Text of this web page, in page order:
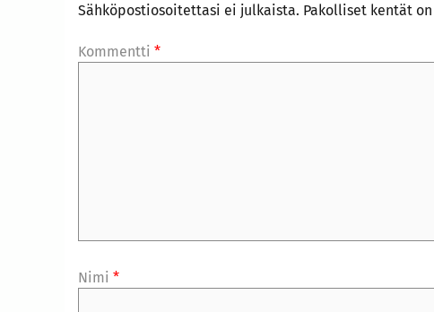
Sähköpostiosoitettasi ei julkaista. Pakolliset kentät
Kommentti *
Nimi *